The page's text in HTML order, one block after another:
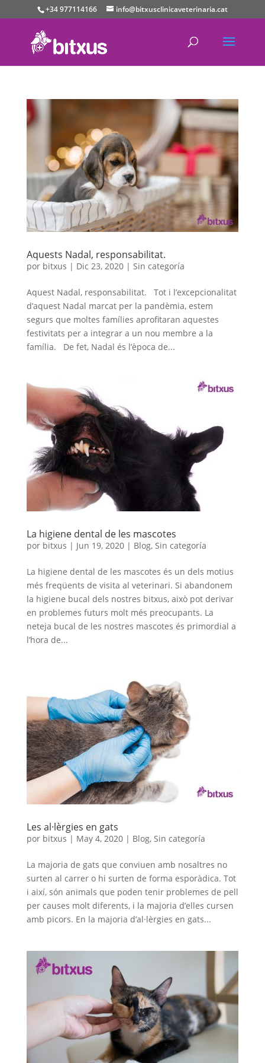
+34 977114166 info@bitxusclinicaveterinaria.cat
Aquests Nadal, responsabilitat.
por bitxus | Dic 23, 2020| Sin categoría
Aquest Nadal, responsabilitat. Tot i l’excepcionalitat
d’aquest Nadal marcat per la pandèmia, estem
segurs que moltes famílies aprofitaran aquestes
festivitats per a integrar a un nou membre a la
família. De fet, Nadal és l’època de...
La higiene dental de les mascotes
por bitxus | Jun 19, 2020| Blog, Sin categoría
La higiene dental de les mascotes és un dels motius
més freqüents de visita al veterinari. Si abandonem
la higiene bucal dels nostres bitxus, això pot derivar
en problemes futurs molt més preocupants. La
neteja bucal de les nostres mascotes és primordial a
l’hora de...
Les al·lèrgies en gats
por bitxus | May 4, 2020| Blog, Sin categoría
La majoria de gats que conviuen amb nosaltres no
surten al carrer o hi surten de forma esporàdica. Tot
i així, són animals que poden tenir problemes de pell
per causes molt diferents, i la majoria d’elles cursen
amb picors. En la majoria d’al·lèrgies en gats...